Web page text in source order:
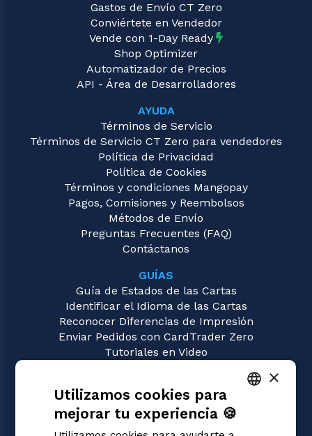
Gastos de Envío CT Zero
Conviértete en Vendedor
Vende con 1-Day Ready
Shop Optimizer
Automatizador de Precios
API - Área de Desarrolladores
AYUDA
Términos de Servicio
Términos de Servicio CT Zero para vendedores
Política de Privacidad
Política de Cookies
Términos y condiciones Mangopay
Pagos, Comisiones y Reembolsos
Métodos de Envío
Preguntas Frecuentes (FAQ)
Contáctanos
GUÍAS
Guía de Estados de las Cartas
Identificar el Idioma de las Cartas
Reconocer Diferencias de Impresión
Enviar Pedidos con CardTrader Zero
Tutoriales en Video
Magic: the Gathering
Pokémon
Yu-Gi-Oh!
ITALIAN
×
Utilizamos cookies para
mejorar tu experiencia 🍪